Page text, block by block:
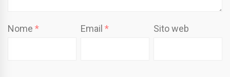
Nome * Email* Sito web